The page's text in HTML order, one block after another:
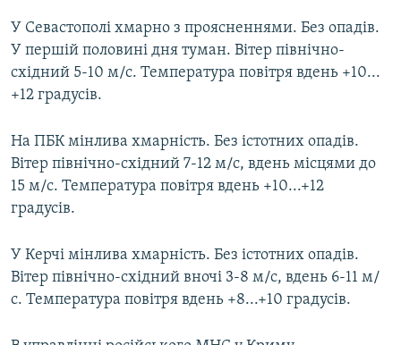
У Севастополі хмарно з проясненнями. Без опадів.
У першій половині дня туман. Вітер північно-
східний 5-10 м/с. Температура повітря вдень +10...
+12 градусів.
На ПБК мінлива хмарність. Без істотних опадів.
Вітер північно-східний 7-12 м/с, вдень місцями до
15 м/с. Температура повітря вдень +10...+12
градусів.
У Керчі мінлива хмарність. Без істотних опадів.
Вітер північно-східний вночі 3-8 м/с, вдень 6-11 м/
с. Температура повітря вдень +8...+10 градусів.